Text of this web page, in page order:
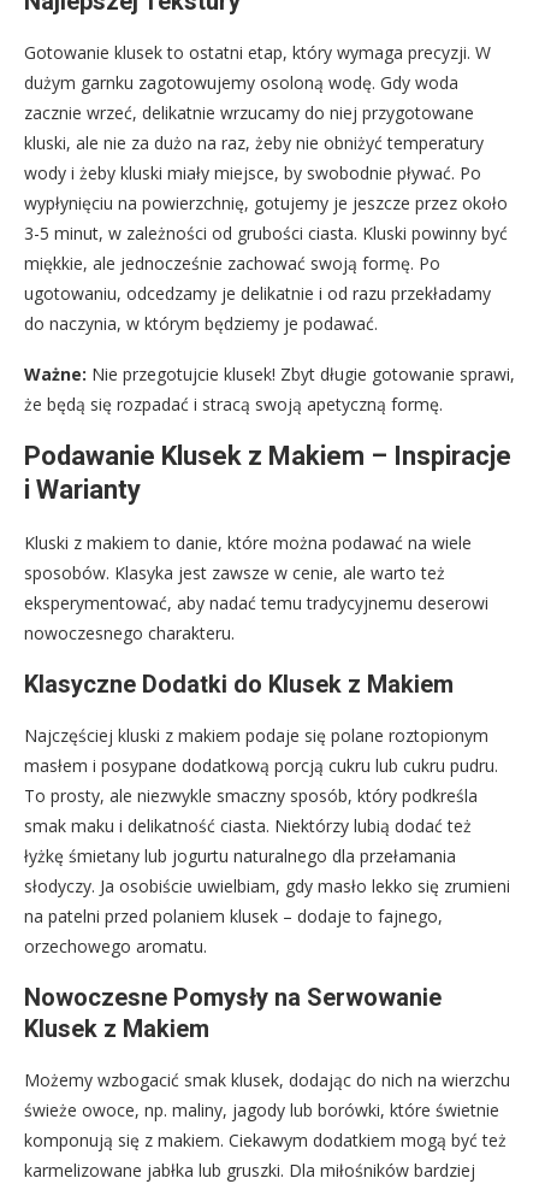
Gotowanie klusek to ostatni etap, który wymaga precyzji. W
dużym garnku zagotowujemy osoloną wodę. Gdy woda
zacznie wrzeć, delikatnie wrzucamy do niej przygotowane
kluski, ale nie za dużo na raz, żeby nie obniżyć temperatury
wody i żeby kluski miały miejsce, by swobodnie pływać. Po
wypłynięciu na powierzchnię, gotujemy je jeszcze przez około
3-5 minut, w zależności od grubości ciasta. Kluski powinny być
miękkie, ale jednocześnie zachować swoją formę. Po
ugotowaniu, odcedzamy je delikatnie i od razu przekładamy
do naczynia, w którym będziemy je podawać.
Ważne: Nie przegotujcie klusek! Zbyt długie gotowanie sprawi,
że będą się rozpadać i stracą swoją apetyczną formę.
Podawanie Klusek z Makiem – Inspiracje
i Warianty
Kluski z makiem to danie, które można podawać na wiele
sposobów. Klasyka jest zawsze w cenie, ale warto też
eksperymentować, aby nadać temu tradycyjnemu deserowi
nowoczesnego charakteru.
Klasyczne Dodatki do Klusek z Makiem
Najczęściej kluski z makiem podaje się polane roztopionym
masłem i posypane dodatkową porcją cukru lub cukru pudru.
To prosty, ale niezwykle smaczny sposób, który podkreśla
smak maku i delikatność ciasta. Niektórzy lubią dodać też
łyżkę śmietany lub jogurtu naturalnego dla przełamania
słodyczy. Ja osobiście uwielbiam, gdy masło lekko się zrumieni
na patelni przed polaniem klusek – dodaje to fajnego,
orzechowego aromatu.
Nowoczesne Pomysły na Serwowanie
Klusek z Makiem
Możemy wzbogacić smak klusek, dodając do nich na wierzchu
świeże owoce, np. maliny, jagody lub borówki, które świetnie
komponują się z makiem. Ciekawym dodatkiem mogą być też
karmelizowane jabłka lub gruszki. Dla miłośników bardziej